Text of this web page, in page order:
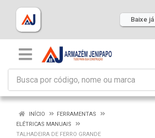
Baixe
INÍCIO
FERRAMENTAS
ELÉTRICAS MANUAIS
TALHADEIRA DE FERRO GRANDE